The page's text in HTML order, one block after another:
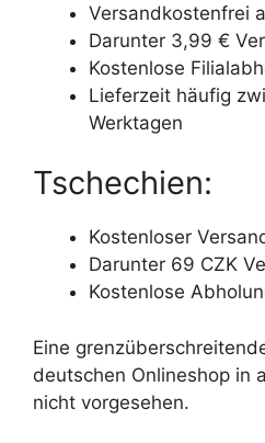
Versandkostenfrei
Darunter 3,99 €
Kostenlose
Lieferzeit häufig
Werktagen
Tschechien:
Kostenloser
Darunter 69 CZK
Kostenlose
Eine
deutschen Onlineshop in
nicht vorgesehen.